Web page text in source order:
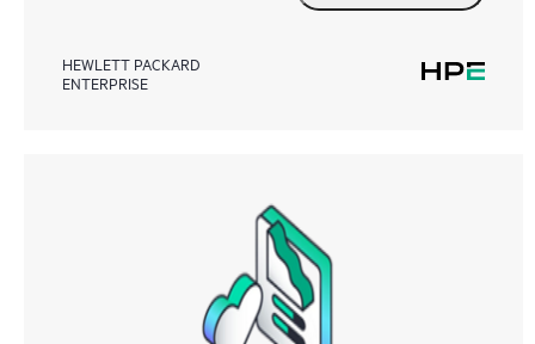
HEWLETT PACKARD
ENTERPRISE